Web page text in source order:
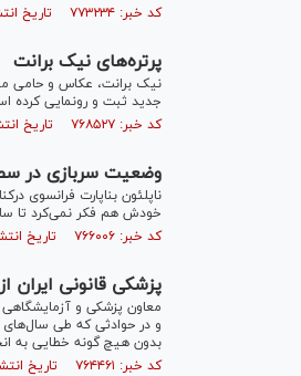
کد خبر: ۷۷۳۲۳۴ تاریخ انتشار : ۱۴۰۰/۰۸/۲۱
پرتره‌های نیک برانت
نیک برانت، عکاس و حامی
جدید ثبت و رونمایی کرده
کد خبر: ۷۶۸۵۲۷ تاریخ انتشار : ۱۴۰۰/۰۸/۰۵
وضعیت سربازی در
ناپلئون بناپارت فرانسوی
خودش هم فکر نمی‌کرد تا
کد خبر: ۷۶۶۰۰۶ تاریخ انتشار : ۱۴۰۰/۰۷/۲۲
پزشکی قانونی ایران
معاون پزشکی و آزمایشگاهی
و در حوادثی که طی سال‌های
بدون هیچ گونه خطایی به
کد خبر: ۷۶۴۴۶۱ تاریخ انتشار : ۱۴۰۰/۰۷/۱۷